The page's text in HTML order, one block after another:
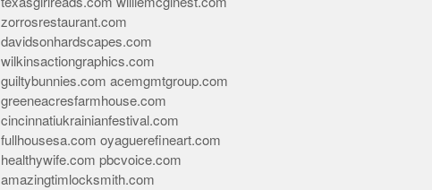
zorrosrestaurant.com
davidsonhardscapes.com
wilkinsactiongraphics.com
guiltybunnies.com acemgmtgroup.com
greeneacresfarmhouse.com
cincinnatiukrainianfestival.com
fullhousesa.com oyaguerefineart.com
healthywife.com pbcvoice.com
amazingtimlocksmith.com